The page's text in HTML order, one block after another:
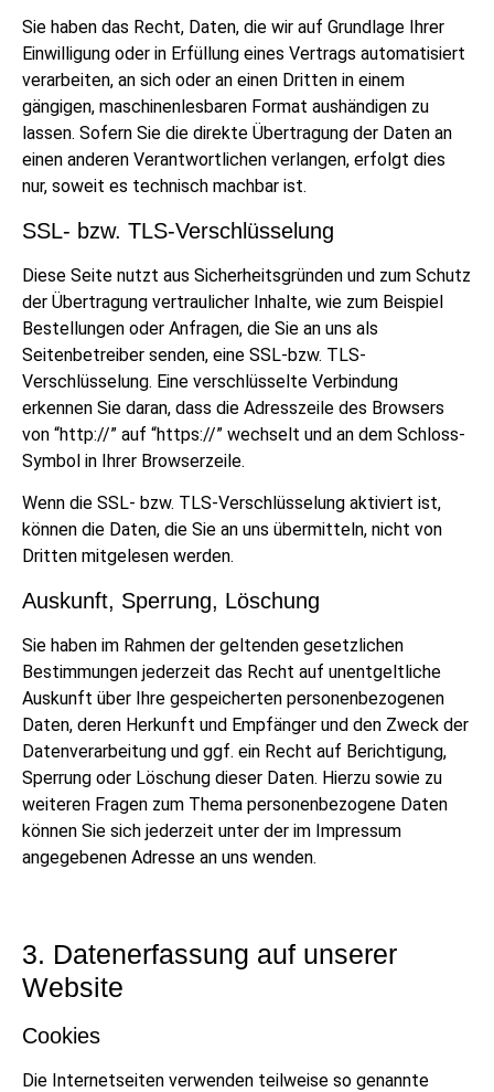
Sie haben das Recht, Daten, die wir auf Grundlage Ihrer
Einwilligung oder in Erfüllung eines Vertrags automatisiert
verarbeiten, an sich oder an einen Dritten in einem
gängigen, maschinenlesbaren Format aushändigen zu
lassen. Sofern Sie die direkte Übertragung der Daten an
einen anderen Verantwortlichen verlangen, erfolgt dies
nur, soweit es technisch machbar ist.
SSL- bzw. TLS-Verschlüsselung
Diese Seite nutzt aus Sicherheitsgründen und zum Schutz
der Übertragung vertraulicher Inhalte, wie zum Beispiel
Bestellungen oder Anfragen, die Sie an uns als
Seitenbetreiber senden, eine SSL-bzw. TLS-
Verschlüsselung. Eine verschlüsselte Verbindung
erkennen Sie daran, dass die Adresszeile des Browsers
von “http://” auf “https://” wechselt und an dem Schloss-
Symbol in Ihrer Browserzeile.
Wenn die SSL- bzw. TLS-Verschlüsselung aktiviert ist,
können die Daten, die Sie an uns übermitteln, nicht von
Dritten mitgelesen werden.
Auskunft, Sperrung, Löschung
Sie haben im Rahmen der geltenden gesetzlichen
Bestimmungen jederzeit das Recht auf unentgeltliche
Auskunft über Ihre gespeicherten personenbezogenen
Daten, deren Herkunft und Empfänger und den Zweck der
Datenverarbeitung und ggf. ein Recht auf Berichtigung,
Sperrung oder Löschung dieser Daten. Hierzu sowie zu
weiteren Fragen zum Thema personenbezogene Daten
können Sie sich jederzeit unter der im Impressum
angegebenen Adresse an uns wenden.
3. Datenerfassung auf unserer
Website
Cookies
Die Internetseiten verwenden teilweise so genannte